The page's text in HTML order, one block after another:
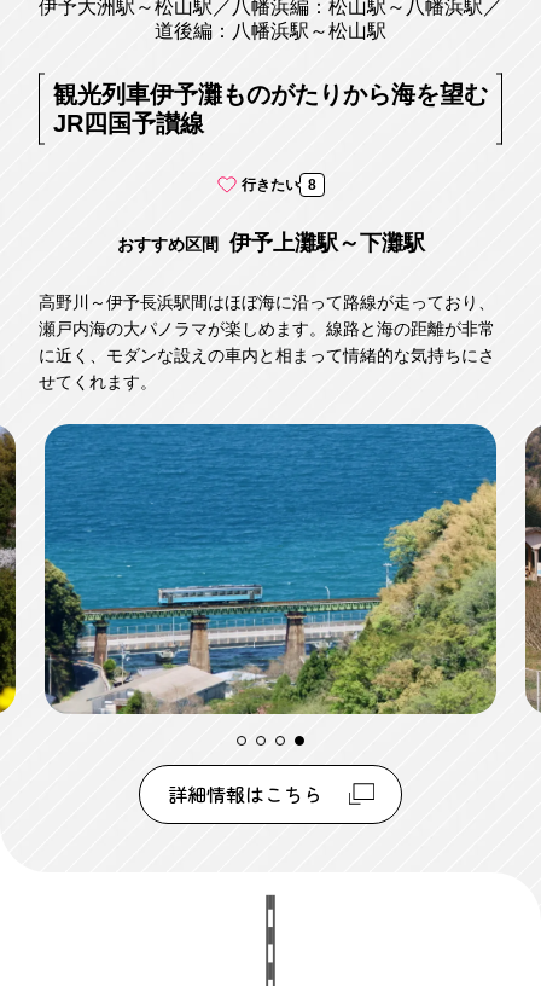
伊予大洲駅～松山駅／八幡浜編：松山駅～八幡浜駅／
道後編：八幡浜駅～松山駅
観光列車伊予灘ものがたりから海を望む
JR四国予讃線
行きたい 8
おすすめ区間 伊予上灘駅～下灘駅
高野川～伊予長浜駅間はほぼ海に沿って路線が走っており、
瀬戸内海の大パノラマが楽しめます。線路と海の距離が非常
に近く、モダンな設えの車内と相まって情緒的な気持ちにさ
せてくれます。
詳細情報はこちら